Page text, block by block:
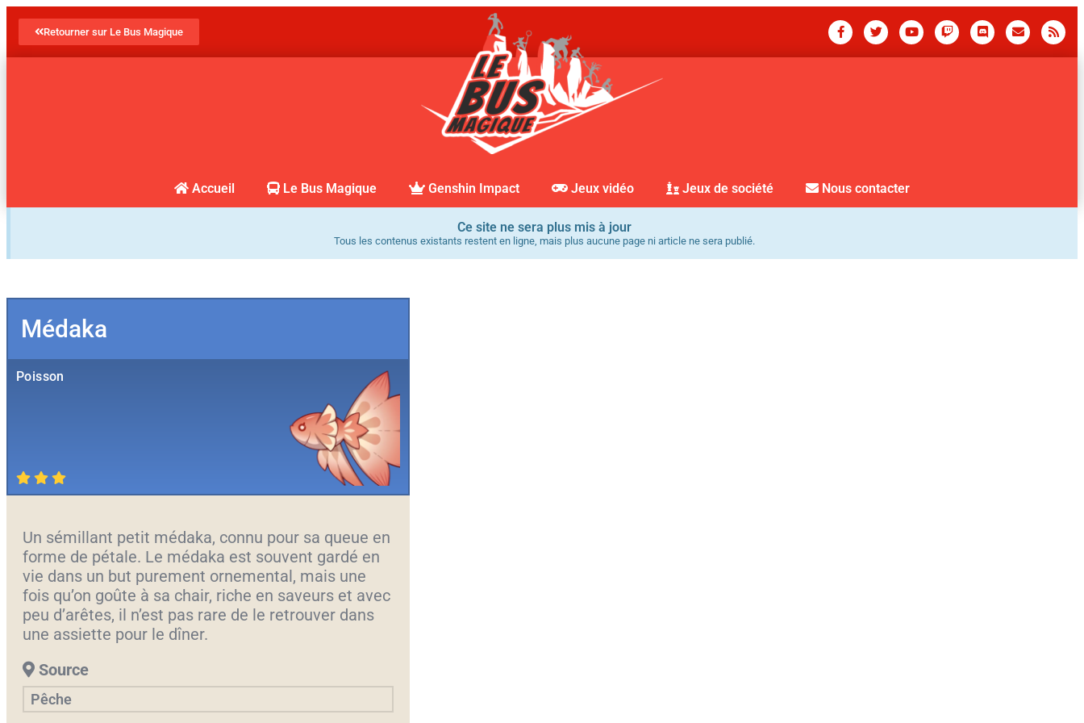
Retourner sur Le Bus Magique
Accueil Le Bus Magique Genshin Impact Jeux vidéo Jeux de société Nous contacter
Ce site ne sera plus mis à jour
Tous les contenus existants restent en ligne, mais plus aucune page ni article ne sera publié.
Médaka
Poisson
Un sémillant petit médaka, connu pour sa queue en
forme de pétale. Le médaka est souvent gardé en
vie dans un but purement ornemental, mais une
fois qu’on goûte à sa chair, riche en saveurs et avec
peu d’arêtes, il n’est pas rare de le retrouver dans
une assiette pour le dîner.
Source
Pêche